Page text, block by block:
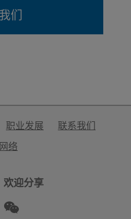
们
职业发展 联系我们
络
欢迎分享